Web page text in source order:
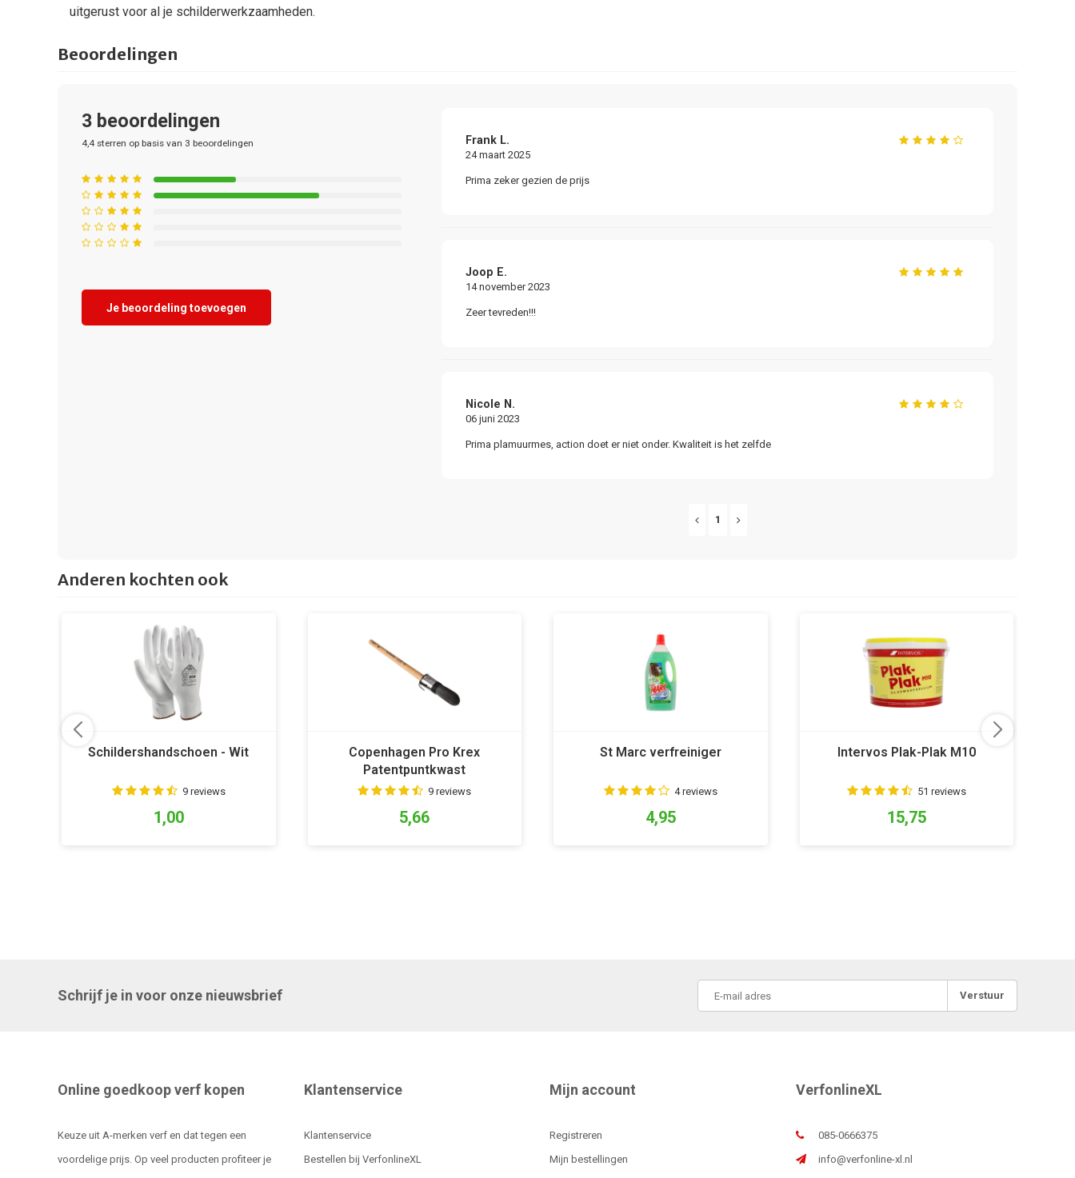
uitgerust voor al je schilderwerkzaamheden.
Beoordelingen
3 beoordelingen
4,4 sterren op basis van 3 beoordelingen
Je beoordeling toevoegen
Frank L.
24 maart 2025
Prima zeker gezien de prijs
Joop E.
14 november 2023
Zeer tevreden!!!
Nicole N.
06 juni 2023
Prima plamuurmes, action doet er niet onder. Kwaliteit is het zelfde
1
Anderen kochten ook
Schildershandschoen - Wit
9 reviews
1,00
Copenhagen Pro Krex
Patentpuntkwast
9 reviews
5,66
St Marc verfreiniger
4 reviews
4,95
Intervos Plak-Plak M10
51 reviews
15,75
Schrijf je in voor onze nieuwsbrief Verstuur
Online goedkoop verf kopen
Keuze uit A-merken verf en dat tegen een
voordelige prijs. Op veel producten profiteer je
Klantenservice
Klantenservice
Bestellen bij VerfonlineXL
Mijn account
Registreren
Mijn bestellingen
VerfonlineXL
085-0666375
info@verfonline-xl.nl